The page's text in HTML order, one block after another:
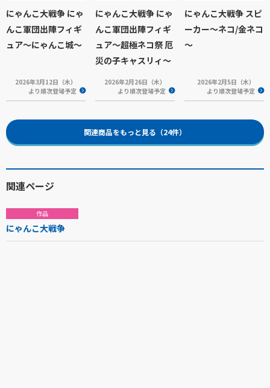
にゃんこ大戦争 にゃ
んこ軍団出陣フィギ
ュア～にゃんこ城～
2026年3月12日（木）
より順次登場予定
にゃんこ大戦争 にゃ
んこ軍団出陣フィギ
ュア～超極ネコ祭 厄
災の子キャスリィ～
2026年2月26日（木）
より順次登場予定
にゃんこ大戦争 スピ
ーカー～ネコ/金ネコ
～
2026年2月5日（木）
より順次登場予定
関連商品をもっと見る（24件）
関連ページ
作品
にゃんこ大戦争